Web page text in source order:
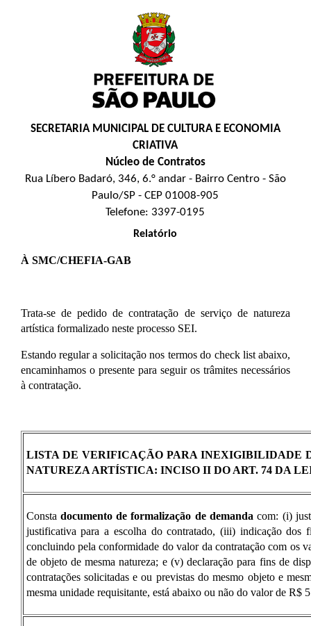
SECRETARIA MUNICIPAL DE CULTURA E ECONOMIA
CRIATIVA
Núcleo de Contratos
Rua Líbero Badaró, 346, 6.° andar - Bairro Centro - São
Paulo/SP - CEP 01008-905
Telefone: 3397-0195
Relatório
À SMC/CHEFIA-GAB
Trata-se de pedido de contratação de serviço de natureza
artística formalizado neste processo SEI.
Estando regular a solicitação nos termos do check list abaixo,
encaminhamos o presente para seguir os trâmites necessários
à contratação.
LISTA DE VERIFICAÇÃO PARA INEXIGIBILIDADE
NATUREZA ARTÍSTICA: INCISO II DO ART. 74 DA LEI
Consta documento de formalização de demandacom: (i)
justificativa para a escolha do contratado, (iii) indicação
concluindo pela conformidade do valor da contratação com os
de objeto de mesma natureza; e (v) declaração para fins de
contratações solicitadas e ou previstas do mesmo objeto e
mesma unidade requisitante, está abaixo ou não do valor de R$